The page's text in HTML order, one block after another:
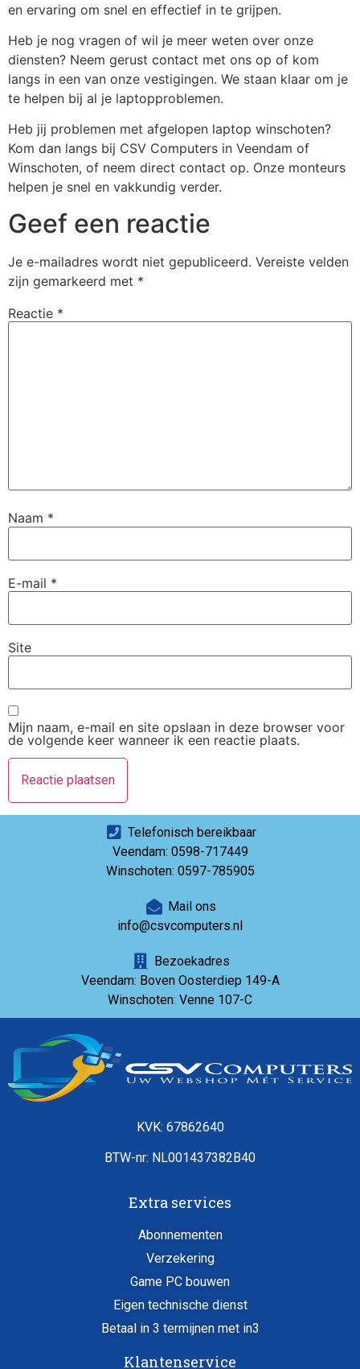
en ervaring om snel en effectief in te grijpen.
Heb je nog vragen of wil je meer weten over onze
diensten? Neem gerust contact met ons op of kom
langs in een van onze vestigingen. We staan klaar om je
te helpen bij al je laptopproblemen.
Heb jij problemen met afgelopen laptop winschoten?
Kom dan langs bij CSV Computers in Veendam of
Winschoten, of neem direct contact op. Onze monteurs
helpen je snel en vakkundig verder.
Geef een reactie
Je e-mailadres wordt niet gepubliceerd. Vereiste velden
zijn gemarkeerd met *
Reactie *
Naam *
E-mail *
Site
Mijn naam, e-mail en site opslaan in deze browser voor
de volgende keer wanneer ik een reactie plaats.
Telefonisch bereikbaar
Veendam: 0598-717449
Winschoten: 0597-785905
Mail ons
info@csvcomputers.nl
Bezoekadres
Veendam: Boven Oosterdiep 149-A
Winschoten: Venne 107-C
KVK: 67862640
BTW-nr: NL001437382B40
Extra services
Abonnementen
Verzekering
Game PC bouwen
Eigen technische dienst
Betaal in 3 termijnen met in3
Klantenservice